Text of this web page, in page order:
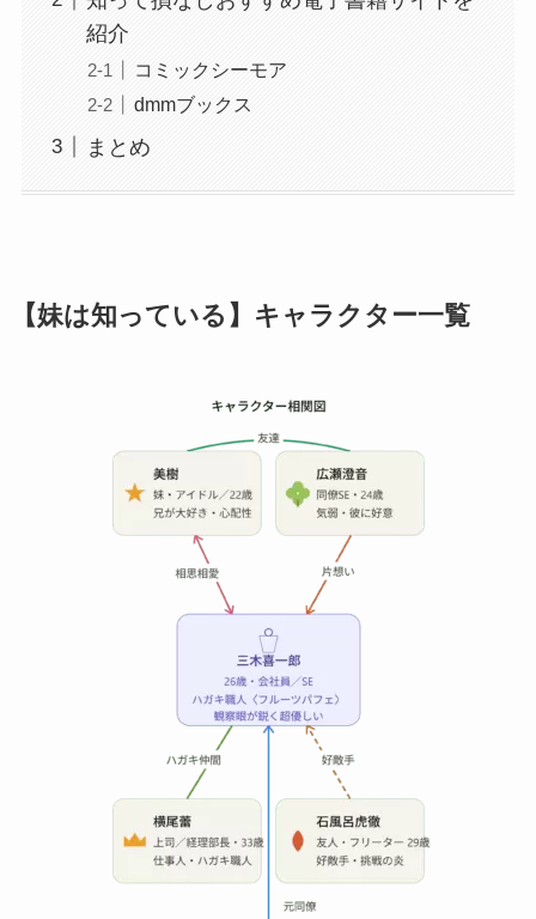
紹介
コミックシーモア
dmmブックス
まとめ
【妹は知っている】キャラクター一覧